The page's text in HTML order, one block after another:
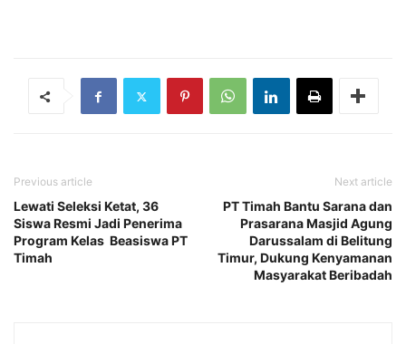
Previous article
Lewati Seleksi Ketat, 36
Siswa Resmi Jadi Penerima
Program Kelas Beasiswa PT
Timah
Next article
PT Timah Bantu Sarana dan
Prasarana Masjid Agung
Darussalam di Belitung
Timur, Dukung Kenyamanan
Masyarakat Beribadah